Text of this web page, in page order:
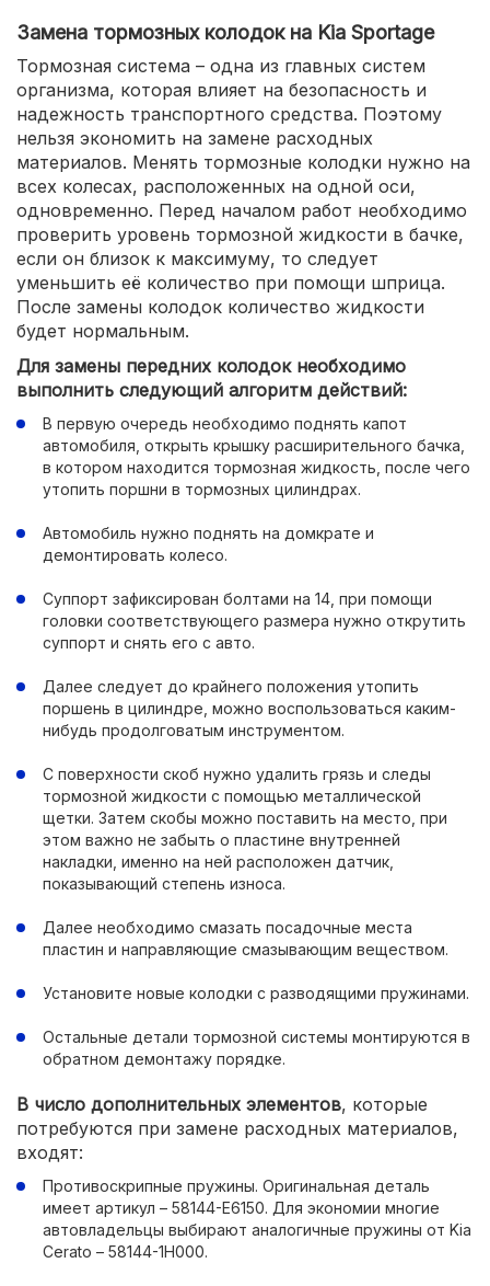
Замена тормозных колодок на Kia Sportage
Тормозная система – одна из главных систем
организма, которая влияет на безопасность и
надежность транспортного средства. Поэтому
нельзя экономить на замене расходных
материалов. Менять тормозные колодки нужно на
всех колесах, расположенных на одной оси,
одновременно. Перед началом работ необходимо
проверить уровень тормозной жидкости в бачке,
если он близок к максимуму, то следует
уменьшить её количество при помощи шприца.
После замены колодок количество жидкости
будет нормальным.
Для замены передних колодок необходимо
выполнить следующий алгоритм действий:
В первую очередь необходимо поднять капот
автомобиля, открыть крышку расширительного бачка,
в котором находится тормозная жидкость, после чего
утопить поршни в тормозных цилиндрах.
Автомобиль нужно поднять на домкрате и
демонтировать колесо.
Суппорт зафиксирован болтами на 14, при помощи
головки соответствующего размера нужно открутить
суппорт и снять его с авто.
Далее следует до крайнего положения утопить
поршень в цилиндре, можно воспользоваться каким-
нибудь продолговатым инструментом.
С поверхности скоб нужно удалить грязь и следы
тормозной жидкости с помощью металлической
щетки. Затем скобы можно поставить на место, при
этом важно не забыть о пластине внутренней
накладки, именно на ней расположен датчик,
показывающий степень износа.
Далее необходимо смазать посадочные места
пластин и направляющие смазывающим веществом.
Установите новые колодки с разводящими пружинами.
Остальные детали тормозной системы монтируются в
обратном демонтажу порядке.
В число дополнительных элементов, которые
потребуются при замене расходных материалов,
входят:
Противоскрипные пружины. Оригинальная деталь
имеет артикул – 58144-Е6150. Для экономии многие
автовладельцы выбирают аналогичные пружины от Kia
Cerato – 58144-1Н000.